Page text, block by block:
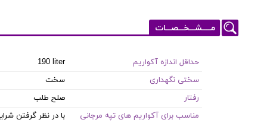
مـــــشـــخـــصـــات
حداقل اندازه آکواریم
190 liter
سختی نگهداری
سخت
رفتار
صلح طلب
مناسب برای آکواریم های تپه مرجانی
با در نظر گرفتن